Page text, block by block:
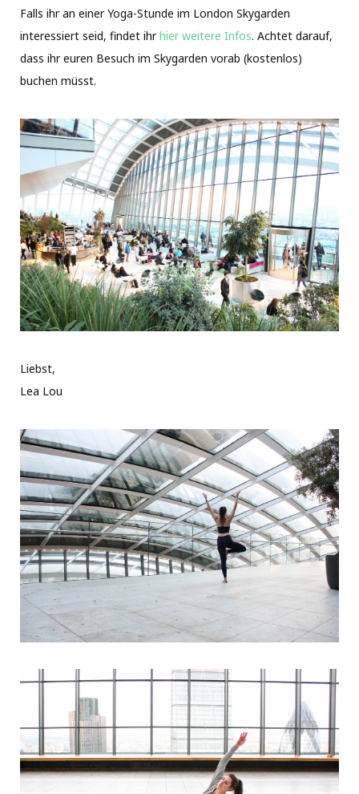
Falls ihr an einer Yoga-Stunde im London Skygarden
interessiert seid, findet ihrhier weitere Infos. Achtet darauf,
dass ihr euren Besuch im Skygarden vorab (kostenlos)
buchen müsst.
Liebst,
Lea Lou